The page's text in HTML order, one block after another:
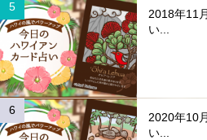
2018年11
い...
2020年10
い...